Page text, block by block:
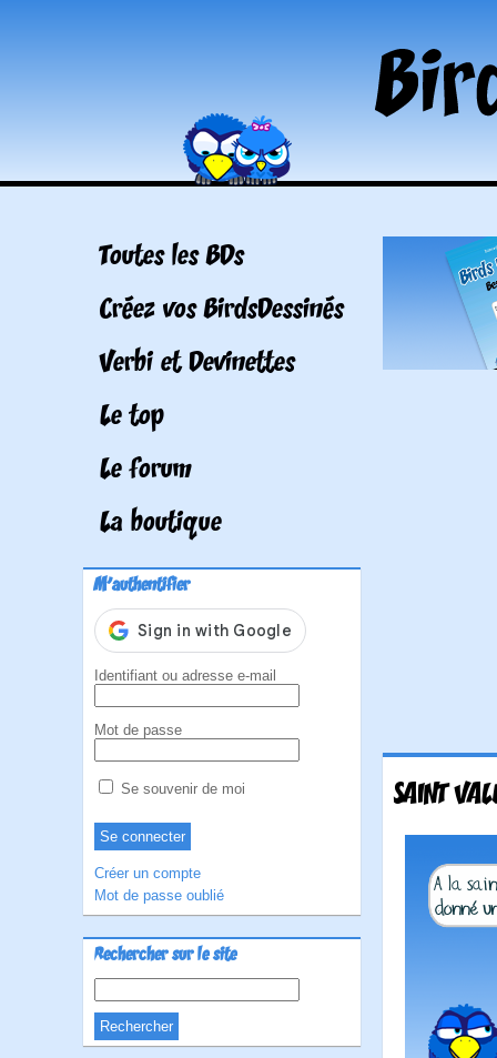
Toutes les BDs
Créez vos BirdsDessinés
Verbi et Devinettes
Le top
Le forum
La boutique
M'authentifier
Identifiant ou adresse e-mail
Mot de passe
Se souvenir de moi
Créer un compte
Mot de passe oublié
Rechercher sur le site
SAINT